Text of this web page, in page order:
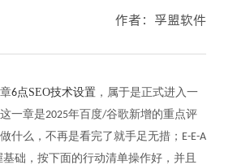
作者：孚盟软件
6点SEO技术设置，属于是正式进入一
一章是2025年百度/谷歌新增的重点评
什么，不再是看完了就手足无措； E-E-A
基础，按下面的行动清单操作好，并且